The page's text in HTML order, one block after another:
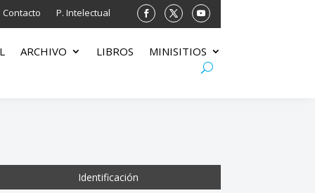
Contacto P. Intelectual
ARCHIVO LIBROS MINISITIOS
Identificación